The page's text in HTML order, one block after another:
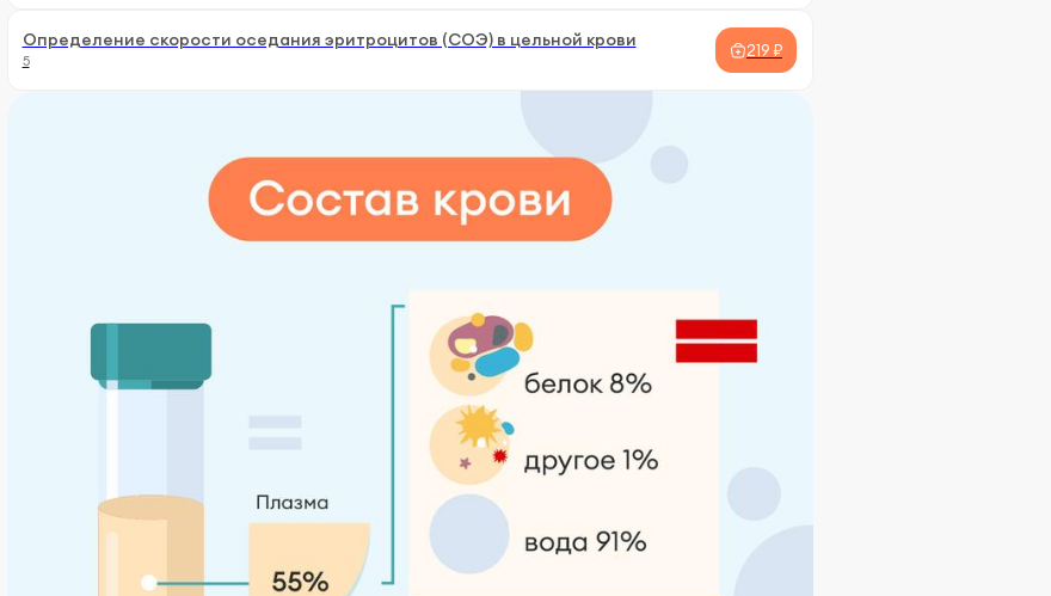
Определение скорости оседания эритроцитов (СОЭ) в цельной крови
5
219 ₽